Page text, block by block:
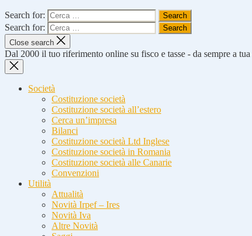
Search for:
Search for:
Close search
Dal 2000 il tuo riferimento online su fisco e tasse - da sempre a
Società
Costituzione società
Costituzione società all’estero
Cerca un’impresa
Bilanci
Costituzione società Ltd Inglese
Costituzione società in Romania
Costituzione società alle Canarie
Convenzioni
Utilità
Attualità
Novità Irpef – Ires
Novità Iva
Altre Novità